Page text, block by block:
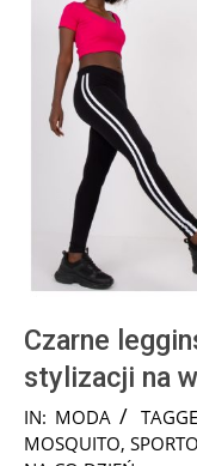
Czarne
stylizacji na
2024-
12-
IN: MODA
MOSQUITO,